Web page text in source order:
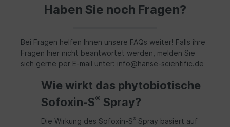
Haben Sie noch Fragen?
Bei Fragen helfen Ihnen unsere FAQs weiter! Falls ihre
Fragen hier nicht beantwortet werden, melden Sie
sich gerne per E-mail unter: info@hanse-scientific.de
Wie wirkt das phytobiotische
Sofoxin-S® Spray?
Die Wirkung des Sofoxin-S® Spray basiert auf